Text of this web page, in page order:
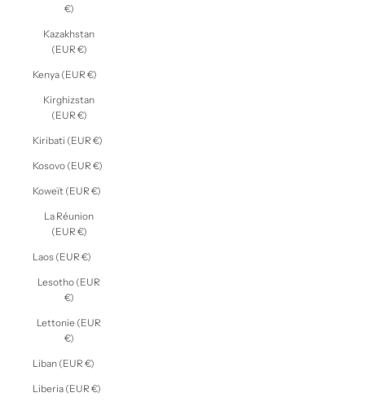
€)
Kazakhstan
(EUR €)
Kenya (EUR €)
Kirghizstan
(EUR €)
Kiribati (EUR €)
Kosovo (EUR €)
Koweït (EUR €)
La Réunion
(EUR €)
Laos (EUR €)
Lesotho (EUR
€)
Lettonie (EUR
€)
Liban (EUR €)
Liberia (EUR €)